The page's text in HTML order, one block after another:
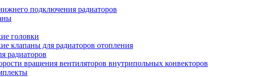
подключения радиаторов
головки
клапаны для радиаторов отопления
радиаторов
вращения вентиляторов внутрипольных конвекторов